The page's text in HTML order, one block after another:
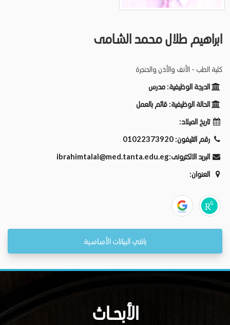
ابراهيم طلال محمد الشامى
كلية الطب - الأنف والأذن والحنجرة
الدرجة الوظيفية: مدرس
الحالة الوظيفية: قائم بالعمل
تاريخ الميلاد:
رقم التليفون: 01022373920
البريد الالكترونى:ibrahimtalal@med.tanta.edu.eg
العنوان:
باقي البيانات الأساسية
الأبحــاث